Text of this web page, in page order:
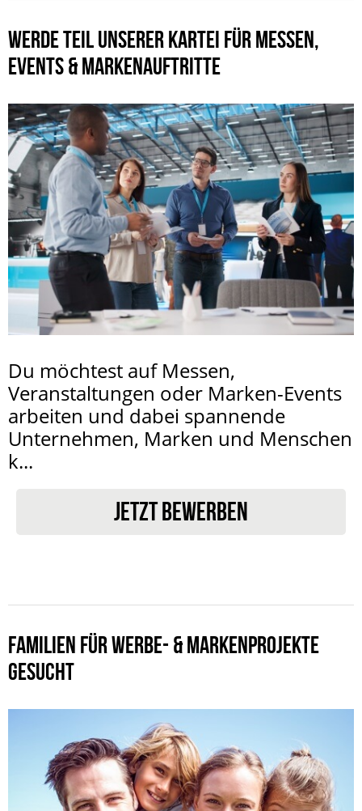
WERDE TEIL UNSERER KARTEI FÜR MESSEN,
EVENTS & MARKENAUFTRITTE
Du möchtest auf Messen,
Veranstaltungen oder Marken-Events
arbeiten und dabei spannende
Unternehmen, Marken und Menschen
k...
JETZT BEWERBEN
FAMILIEN FÜR WERBE- & MARKENPROJEKTE
GESUCHT